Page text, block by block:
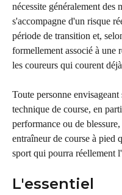
nécessite généralement des
s'accompagne d'un risque
période de transition et,
formellement associé à une
les coureurs qui courent
Toute personne
technique de course, en
performance ou de
entraîneur de course à pied
sport qui pourra réellement
L'essentiel